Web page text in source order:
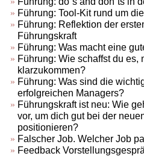
Führung: Tool-Kit rund um
Führung: Reflektion der
Führungskraft
Führung: Was macht eine
Führung: Wie schaffst du es,
klarzukommen?
Führung: Was sind die
erfolgreichen Managers?
Führungskraft ist neu: Wie
vor, um dich gut bei der
positionieren?
Falscher Job. Welcher Job
Feedback